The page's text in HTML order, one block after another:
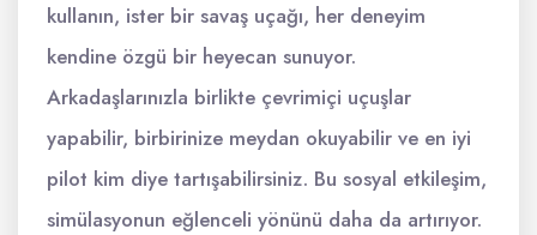
kullanın, ister bir savaş uçağı, her deneyim
kendine özgü bir heyecan sunuyor.
Arkadaşlarınızla birlikte çevrimiçi uçuşlar
yapabilir, birbirinize meydan okuyabilir ve en iyi
pilot kim diye tartışabilirsiniz. Bu sosyal etkileşim,
simülasyonun eğlenceli yönünü daha da artırıyor.